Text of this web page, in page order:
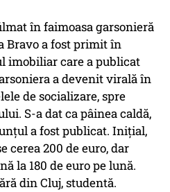
în faimoasa garsonieră
Bravo a fost primit în
imobiliar care a publicat
a devenit virală în
de socializare, spre
S-a dat ca pâinea caldă,
a fost publicat. Inițial,
cerea 200 de euro, dar
la 180 de euro pe lună.
din Cluj, studentă.